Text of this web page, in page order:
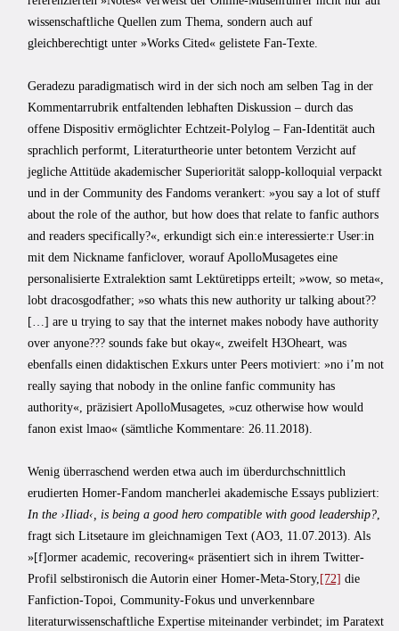
wissenschaftliche Quellen zum Thema, sondern auch auf
gleichberechtigt unter »Works Cited« gelistete Fan-Texte.
Geradezu paradigmatisch wird in der sich noch am selben Tag in der
Kommentarrubrik entfaltenden lebhaften Diskussion – durch das
offene Dispositiv ermöglichter Echtzeit-Polylog – Fan-Identität auch
sprachlich performt, Literaturtheorie unter betontem Verzicht auf
jegliche Attitüde akademischer Superiorität salopp-kolloquial verpackt
und in der Community des Fandoms verankert: »you say a lot of stuff
about the role of the author, but how does that relate to fanfic authors
and readers specifically?«, erkundigt sich ein:e interessierte:r User:in
mit dem Nickname fanfic­lover, worauf ApolloMusagetes eine
personalisierte Extralektion samt Lektüretipps erteilt; »wow, so meta«,
lobt dracosgodfather; »so whats this new authority ur talk­ing about??
[…] are u trying to say that the internet makes nobody have authority
over anyone??? sounds fake but okay«, zweifelt H3Oheart, was
ebenfalls einen didaktischen Exkurs unter Peers motiviert: »no i’m not
really saying that nobody in the online fanfic community has
authority«, präzisiert ApolloMusagetes, »cuz other­wise how would
fanon exist lmao« (sämtliche Kommentare: 26.11.2018).
Wenig überraschend werden etwa auch im überdurchschnittlich
erudierten Homer-Fandom mancherlei akademische Essays publiziert:
In the ›Iliad‹, is being a good hero compatible with good leadership?
fragt sich Litsetaure im gleichnamigen Text (AO3, 11.07.2013). Als
»[f]ormer academic, recovering« präsentiert sich in ihrem Twitter-
Profil selbstironisch die Autorin einer Homer-Meta-Story, [72] die
Fanfiction-Topoi, Community-Fokus und unverkennbare
literaturwissenschaftliche Expertise miteinander verbindet; im Paratext